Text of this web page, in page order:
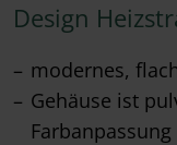
Design
modernes,
Gehäuse ist